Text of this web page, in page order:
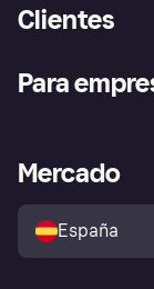
Clientes
Inicio de sesión
Directorio de tiendas
Política de
comprador de
Reclamaciones
Para
Acceso empresas
Mercado
España